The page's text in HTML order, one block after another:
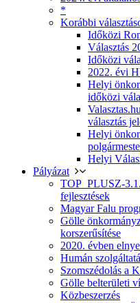
*
Korábbi
Időközi
Választás
Időközi
2022. évi
Helyi
időközi
választás
Helyi
Helyi
Pályázat
TOP_PLUSZ-
fejlesztések
Magyar Falu
Gölle
korszerűsítése
2020. évben
Humán
Szomszédolás a
Gölle belterületi
Közbeszerzés